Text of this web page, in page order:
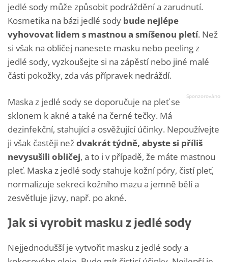
jedlé sody může způsobit podráždění a zarudnutí.
Kosmetika na bázi jedlé sody bude nejlépe
vyhovovat lidem s mastnou a smíšenou pletí. Než
si však na obličej nanesete masku nebo peeling z
jedlé sody, vyzkoušejte si na zápěstí nebo jiné malé
části pokožky, zda vás přípravek nedráždí.
Maska z jedlé sody se doporučuje na pleť se
sklonem k akné a také na černé tečky. Má
dezinfekční, stahující a osvěžující účinky. Nepoužívejte
ji však častěji neždvakrát týdně, abyste si příliš
nevysušili obličej, a to i v případě, že máte mastnou
pleť. Maska z jedlé sody stahuje kožní póry, čistí pleť,
normalizuje sekreci kožního mazu a jemně bělí a
zesvětluje jizvy, např. po akné.
Jak si vyrobit masku z jedlé sody
Nejjednodušší je vytvořit masku z jedlé sody a